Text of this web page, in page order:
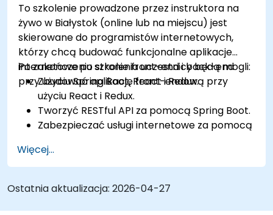
To szkolenie prowadzone przez instruktora na
żywo w Białystok (online lub na miejscu) jest
skierowane do programistów internetowych,
którzy chcą budować funkcjonalne aplikacje
internetowe po stronie front-end i back-end
przy użyciu Spring Boot, React i Redux.
Po zakończeniu szkolenia uczestnicy będą mogli:
Zbudować aplikację front-endową przy
użyciu React i Redux.
Tworzyć RESTful API za pomocą Spring Boot.
Zabezpieczać usługi internetowe za pomocą
Więcej...
Ostatnia aktualizacja: 2026-04-27